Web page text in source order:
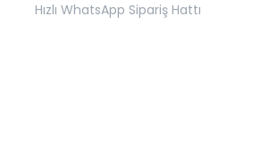
Hızlı WhatsApp Sipariş Hattı